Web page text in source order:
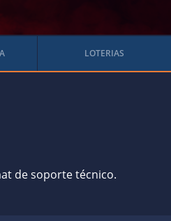
LOTERIAS
de soporte técnico.